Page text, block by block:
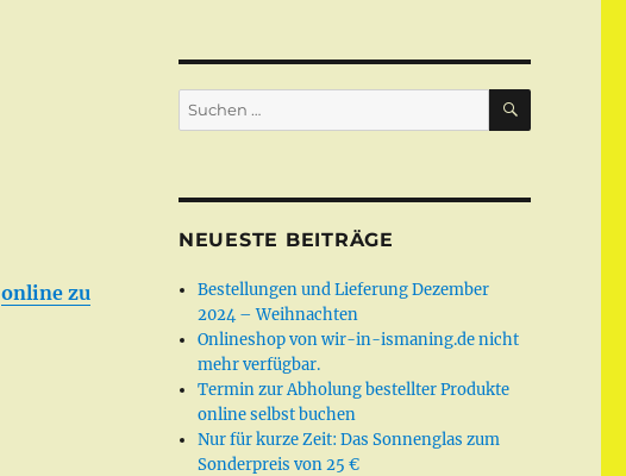
online zu
Suchen
nach:
SUCHEN
NEUESTE BEITRÄGE
Bestellungen und Lieferung Dezember
2024 – Weihnachten
Onlineshop von wir-in-ismaning.de nicht
mehr verfügbar.
Termin zur Abholung bestellter Produkte
online selbst buchen
Nur für kurze Zeit: Das Sonnenglas zum
Sonderpreis von 25 €